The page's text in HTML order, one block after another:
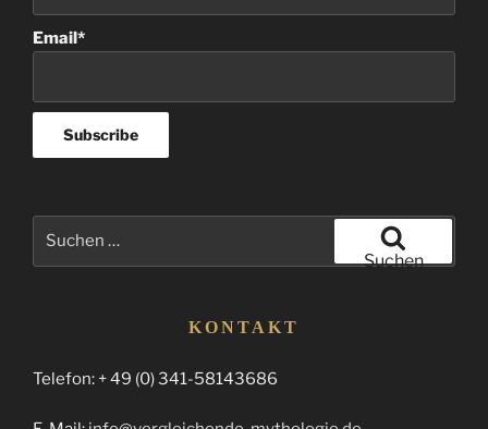
Email*
Suchen
KONTAKT
Telefon: + 49 (0) 341-58143686